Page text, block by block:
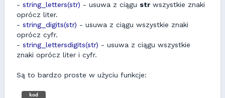
- string_letters(str) - usuwa z ciągu str wszystkie znaki
oprócz liter.
- string_digits(str) - usuwa z ciągu wszystkie znaki
oprócz cyfr.
- string_lettersdigits(str) - usuwa z ciągu wszystkie
znaki oprócz liter i cyfr.
Są to bardzo proste w użyciu funkcje:
kod